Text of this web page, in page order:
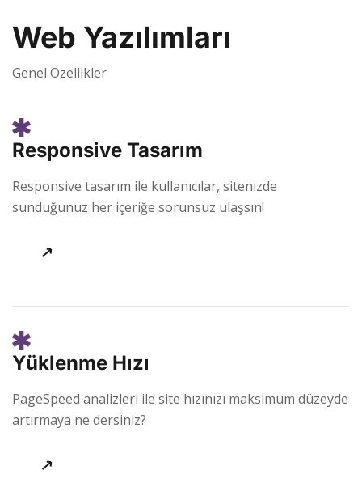
Web Yazılımları
Genel Özellikler
Responsive Tasarım
Responsive tasarım ile kullanıcılar, sitenizde
sunduğunuz her içeriğe sorunsuz ulaşsın!
Yüklenme Hızı
PageSpeed analizleri ile site hızınızı maksimum düzeyde
artırmaya ne dersiniz?